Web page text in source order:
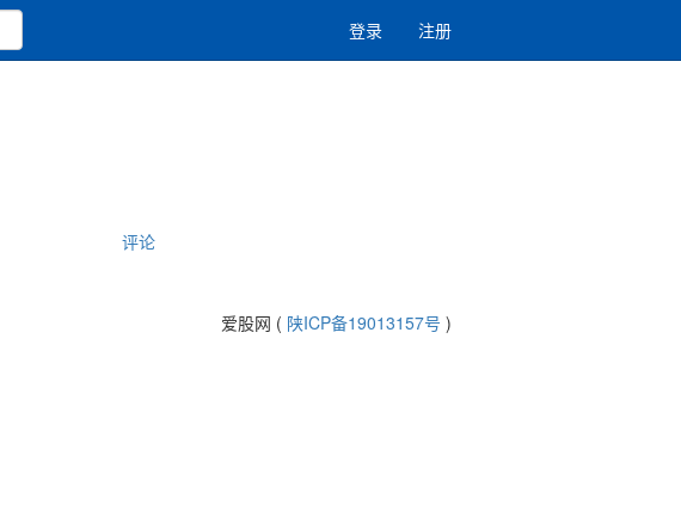
登录 注册
评论
爱股网 ( 陕ICP备19013157号 )